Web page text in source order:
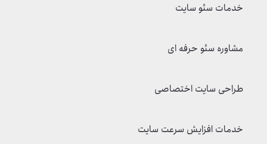
خدمات سئو سایت
مشاوره سئو حرفه ای
طراحی سایت اختصاصی
خدمات افزایش سرعت سایت